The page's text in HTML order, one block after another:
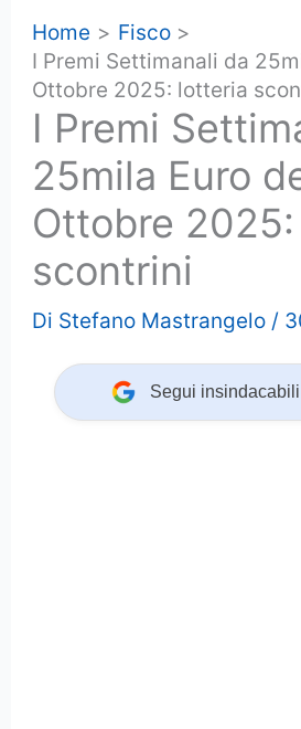
Home
Fisco
I Premi Settimanali da
Ottobre 2025: lotteria
I Premi
25mila Euro
Ottobre
scontrini
Di Stefano Mastrangelo /
Segui